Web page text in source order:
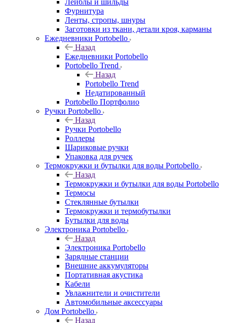
Лейблы и шильды
Фурнитура
Ленты, стропы, шнуры
Заготовки из ткани, детали кроя, карманы
Ежедневники Portobello
Назад
Ежедневники Portobello
Portobello Trend
Назад
Portobello Trend
Недатированный
Portobello Портфолио
Ручки Portobello
Назад
Ручки Portobello
Роллеры
Шариковые ручки
Упаковка для ручек
Термокружки и бутылки для воды Portobello
Назад
Термокружки и бутылки для воды Portobello
Термосы
Стеклянные бутылки
Термокружки и термобутылки
Бутылки для воды
Электроника Portobello
Назад
Электроника Portobello
Зарядные станции
Внешние аккумуляторы
Портативная акустика
Кабели
Увлажнители и очистители
Автомобильные аксессуары
Дом Portobello
Назад